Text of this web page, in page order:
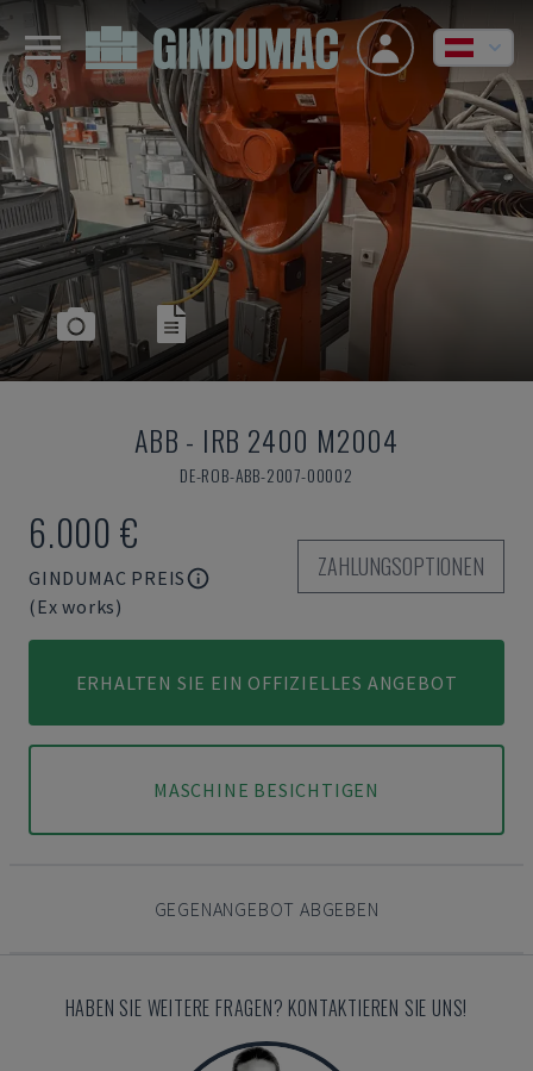
ABB - IRB 2400 M2004
DE-ROB-ABB-2007-00002
6.000 €
GINDUMAC PREIS
(Ex works)
ZAHLUNGSOPTIONEN
ERHALTEN SIE EIN OFFIZIELLES ANGEBOT
MASCHINE BESICHTIGEN
GEGENANGEBOT ABGEBEN
HABEN SIE WEITERE FRAGEN? KONTAKTIEREN SIE UNS!